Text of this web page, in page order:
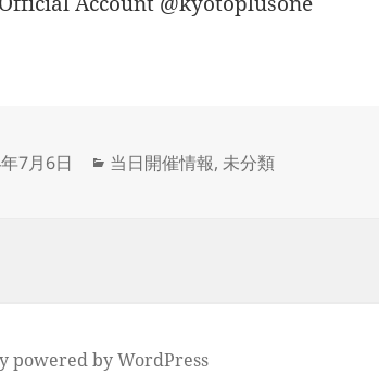
7月6日
カ
当日開催情報,未分類
powered by WordPress